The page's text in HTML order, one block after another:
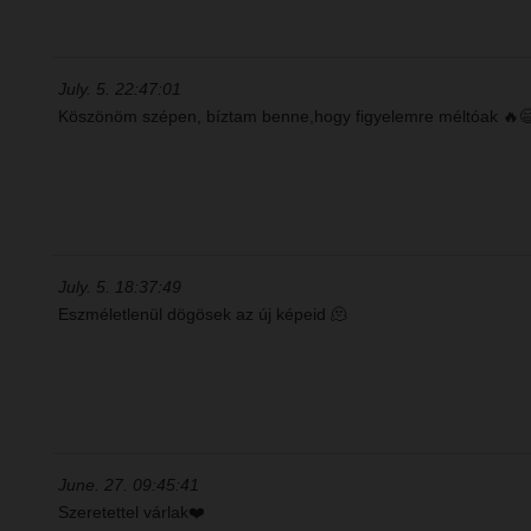
July. 5. 22:47:01
Köszönöm szépen, bíztam benne,hogy figyelemre méltóak
July. 5. 18:37:49
Eszméletlenül dögösek az új képeid 🫠
June. 27. 09:45:41
Szeretettel várlak❤️